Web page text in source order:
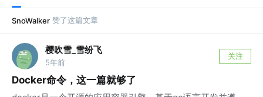
SnoWalker 赞了这篇文章
樱吹雪_雪纷飞
5年前
关注
Docker命令，这一篇就够了